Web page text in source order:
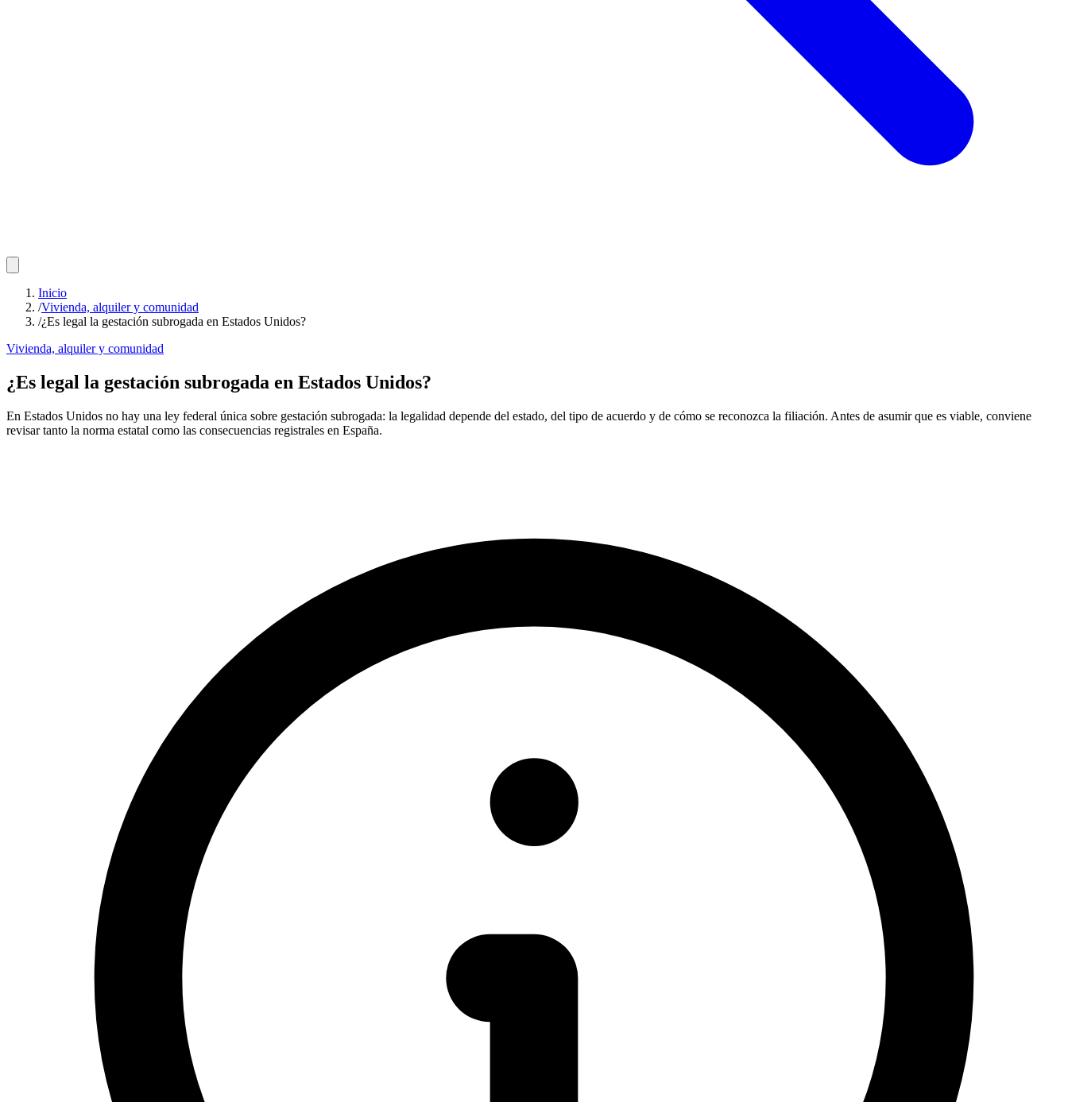
Inicio
/Vivienda, alquiler y comunidad
/¿Es legal la gestación subrogada en Estados Unidos?
Vivienda, alquiler y comunidad
¿Es legal la gestación subrogada en Estados Unidos?
En Estados Unidos no hay una ley federal única sobre gestación subrogada: la legalidad depende del estado, del tipo de acuerdo y de cómo se reconozca la filiación. Antes de asumir que es viable, conviene
revisar tanto la norma estatal como las consecuencias registrales en España.